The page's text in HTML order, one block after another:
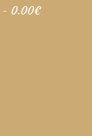
- 0.00€